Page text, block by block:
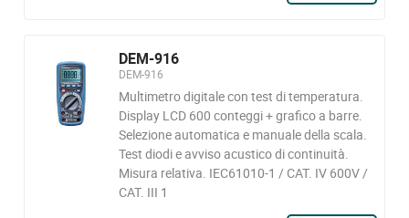
DEM-916
DEM-916
Multimetro digitale con test di temperatura.
Display LCD 600 conteggi + grafico a barre.
Selezione automatica e manuale della scala.
Test diodi e avviso acustico di continuità.
Misura relativa. IEC61010-1 / CAT. IV 600V /
CAT. III 1